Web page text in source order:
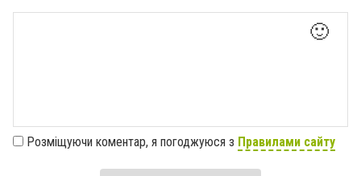
🙂
Розміщуючи коментар, я погоджуюся з Правилами сайту